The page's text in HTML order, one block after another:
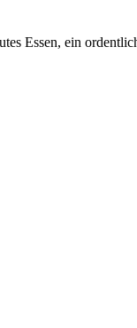
Essen, ein